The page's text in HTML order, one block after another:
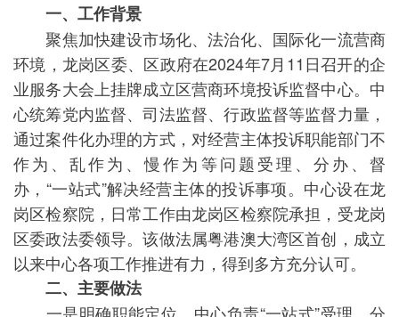
一、工作背景
聚焦加快建设市场化、法治化、国际化一流营商
环境，龙岗区委、区政府在2024年7月11日召开的企
业服务大会上挂牌成立区营商环境投诉监督中心。中
心统筹党内监督、司法监督、行政监督等监督力量，
通过案件化办理的方式，对经营主体投诉职能部门不
作为、乱作为、慢作为等问题受理、分办、督
办，“一站式”解决经营主体的投诉事项。中心设在龙
岗区检察院，日常工作由龙岗区检察院承担，受龙岗
区委政法委领导。该做法属粤港澳大湾区首创，成立
以来中心各项工作推进有力，得到多方充分认可。
二、主要做法